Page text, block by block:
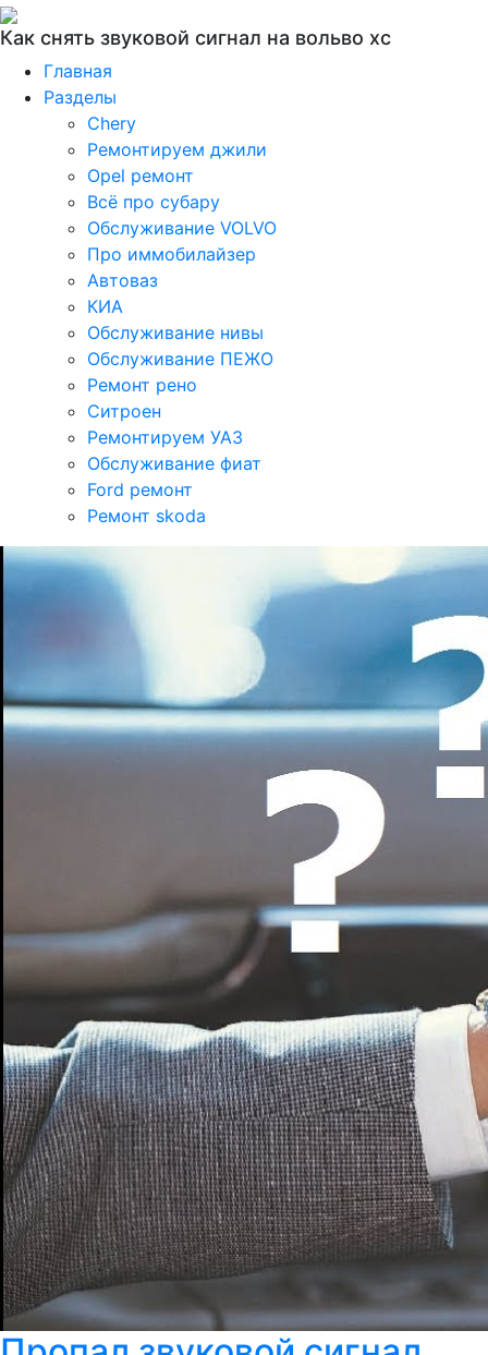
Как снять звуковой сигнал на вольво хс
Главная
Разделы
Chery
Ремонтируем джили
Opel ремонт
Всё про субару
Обслуживание VOLVO
Про иммобилайзер
Автоваз
КИА
Обслуживание нивы
Обслуживание ПЕЖО
Ремонт рено
Ситроен
Ремонтируем УАЗ
Обслуживание фиат
Ford ремонт
Ремонт skoda